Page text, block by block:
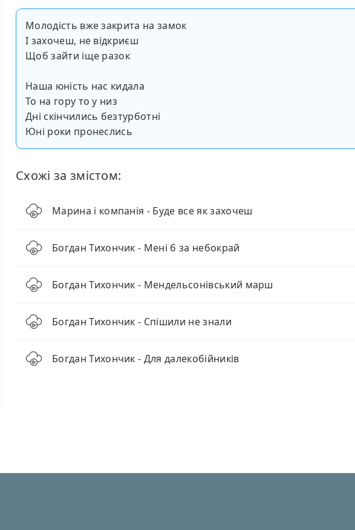
Молодість вже закрита на замок
І захочеш, не відкриєш
Щоб зайти іще разок
Наша юність нас кидала
То на гору то у низ
Дні скінчились безтурботні
Юні роки пронеслись
Схожі за змістом:
Марина і компанія - Буде все як захочеш
Богдан Тихончик - Мені б за небокрай
Богдан Тихончик - Мендельсонівський марш
Богдан Тихончик - Спішили не знали
Богдан Тихончик - Для далекобійників